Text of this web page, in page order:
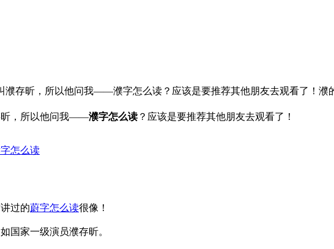
存昕，所以他问我——濮字怎么读？应该是要推荐其他朋友去观看了！濮
昕，所以他问我——濮字怎么读 ？应该是要推荐其他朋友去观看了！
过的蔚字怎么读很像！
国家一级演员濮存昕。